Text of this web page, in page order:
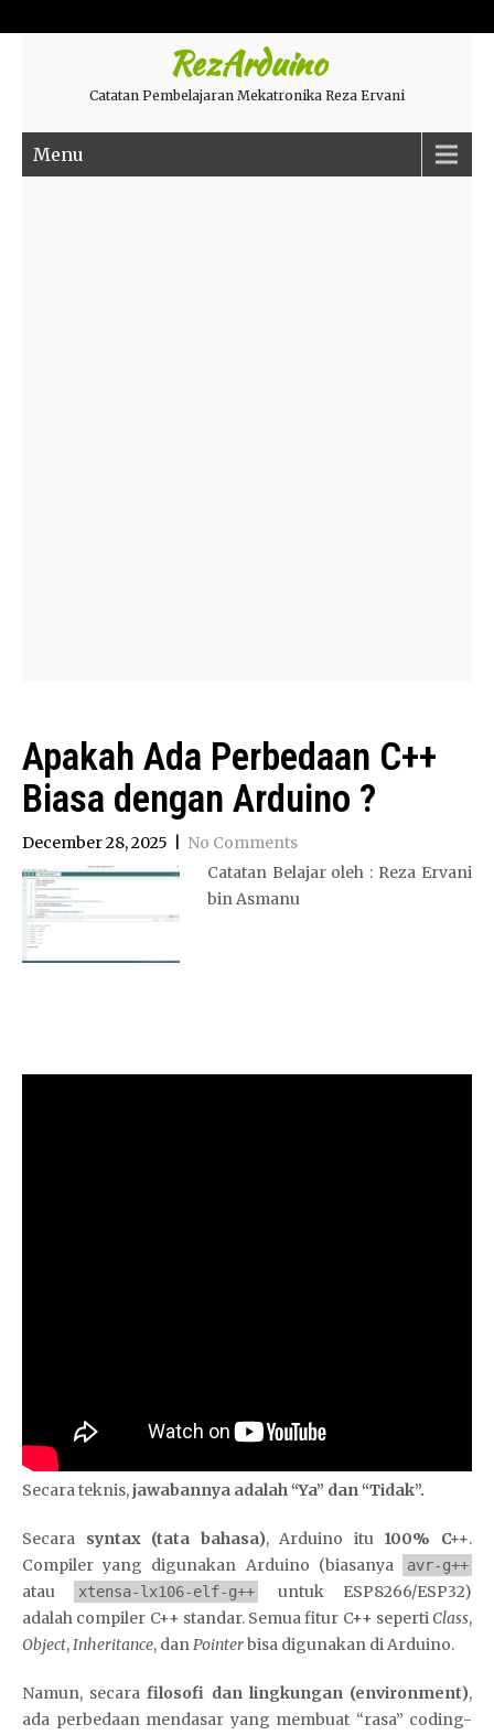
RezArduino
Catatan Pembelajaran Mekatronika Reza Ervani
Menu
Apakah Ada Perbedaan C++
Biasa dengan Arduino ?
December 28, 2025
No Comments
Catatan Belajar oleh : Reza Ervani
bin Asmanu
Secara teknis,jawabannya adalah “Ya” dan “Tidak”.
Secara syntax (tata bahasa), Arduino itu 100% C++.
Compiler yang digunakan Arduino (biasanya
avr-g++
atau xtensa-lx106-elf-g++
untuk ESP8266/ESP32)
adalah compiler C++ standar. Semua fitur C++ seperti Class,
Object,Inheritance, danPointerbisa digunakan di Arduino.
Namun, secarafilosofi dan lingkungan (environment),
ada perbedaan mendasar yang membuat “rasa” coding-